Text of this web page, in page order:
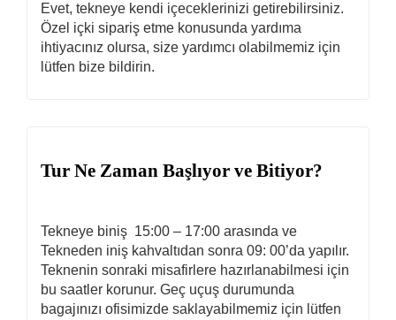
Evet, tekneye kendi içeceklerinizi getirebilirsiniz.
Özel içki sipariş etme konusunda yardıma
ihtiyacınız olursa, size yardımcı olabilmemiz için
lütfen bize bildirin.
Tur Ne Zaman Başlıyor ve Bitiyor?
Tekneye biniş 15:00 – 17:00 arasında ve
Tekneden iniş kahvaltıdan sonra 09: 00’da yapılır.
Teknenin sonraki misafirlere hazırlanabilmesi için
bu saatler korunur. Geç uçuş durumunda
bagajınızı ofisimizde saklayabilmemiz için lütfen